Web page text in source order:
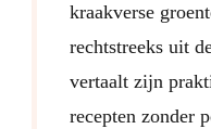
kraakverse
rechtstreeks uit
vertaalt zijn
recepten zonder